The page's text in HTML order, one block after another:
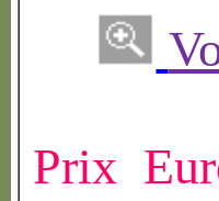
Prix